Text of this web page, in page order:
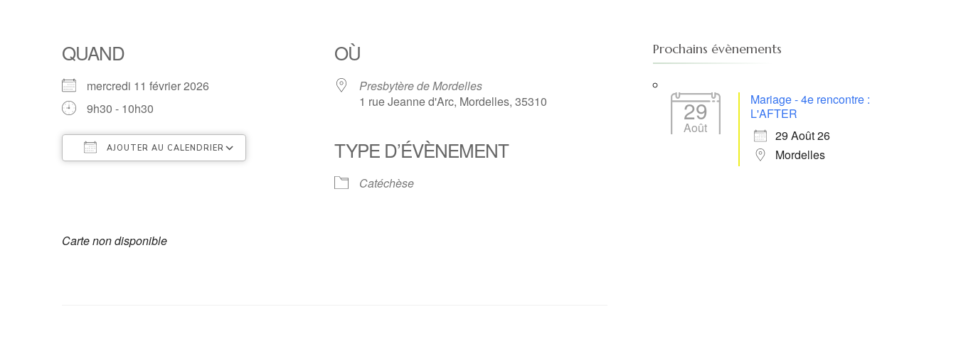
QUAND
mercredi 11 février 2026
9h30 - 10h30
AJOUTER AU CALENDRIER
Calendrier Google
OÙ
Presbytère de Mordelles
1 rue Jeanne d'Arc, Mordelles, 35310
TYPE D’ÉVÈNEMENT
Catéchèse
Carte non disponible
Prochains évènements
29
Août
Mariage - 4e rencontre :
L'AFTER
29 Août 26
Mordelles